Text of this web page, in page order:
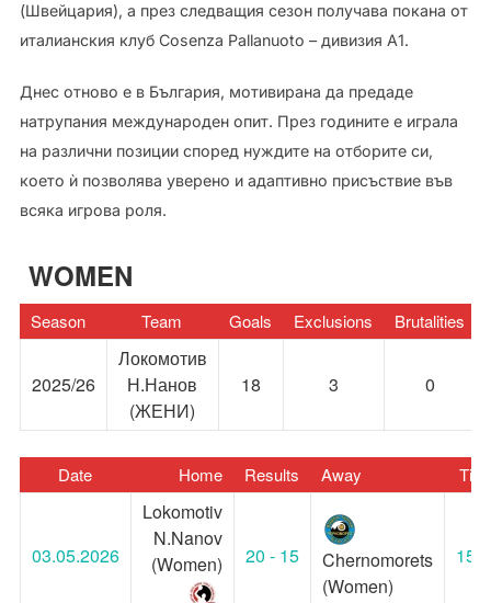
(Швейцария), а през следващия сезон получава покана от
италианския клуб Cosenza Pallanuoto – дивизия А1.
Днес отново е в България, мотивирана да предаде
натрупания международен опит. През годините е играла
на различни позиции според нуждите на отборите си,
което ѝ позволява уверено и адаптивно присъствие във
всяка игрова роля.
WOMEN
Season Team Goals Exclusions Brutalities
2025/26
Локомотив
Н.Нанов
(ЖЕНИ)
18 3 0
Date Home Results Away
03.05.2026
Lokomotiv
N.Nanov
(Women)
20 - 15
Chernomorets
(Women)